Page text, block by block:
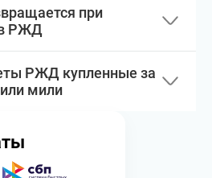
при
РЖД
РЖД купленные за
мили